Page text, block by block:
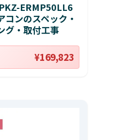
ERMP50LL6
コンのスペック・
グ・取付工事
¥169,823